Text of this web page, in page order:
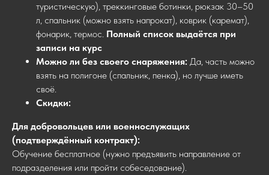
туристическую), треккинговые ботинки, рюкзак 30–50
л, спальник (можно взять напрокат), коврик (каремат),
фонарик, термос. Полный список выдаётся при
записи на курс
Можно ли без своего снаряжения: Да, часть можно
взять на полигоне (спальник, пенка), но лучше иметь
своё.
Скидки:
Для добровольцев или военнослужащих
(подтверждённый контракт):
Обучение бесплатное (нужно предъявить направление от
подразделения или пройти собеседование).